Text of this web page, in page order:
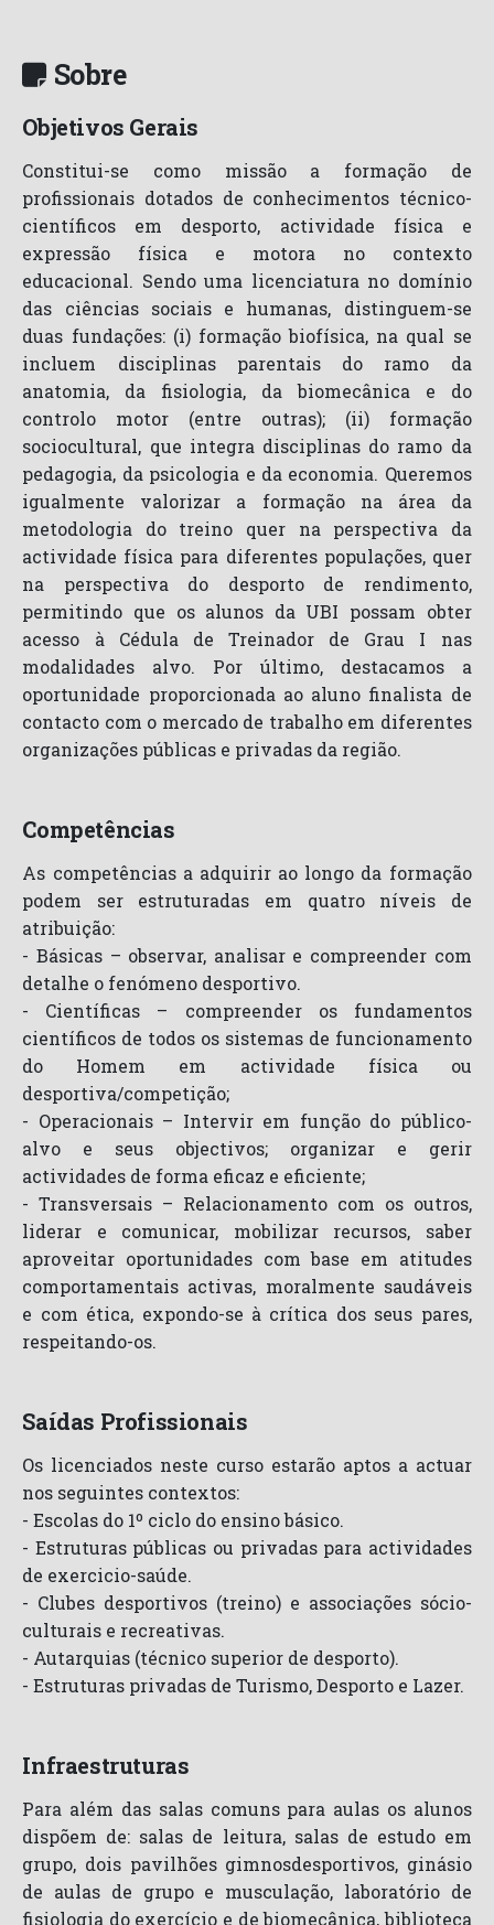
Sobre
Objetivos Gerais
Constitui-se como missão a formação de
profissionais dotados de conhecimentos técnico-
científicos em desporto, actividade física e
expressão física e motora no contexto
educacional. Sendo uma licenciatura no domínio
das ciências sociais e humanas, distinguem-se
duas fundações: (i) formação biofísica, na qual se
incluem disciplinas parentais do ramo da
anatomia, da fisiologia, da biomecânica e do
controlo motor (entre outras); (ii) formação
sociocultural, que integra disciplinas do ramo da
pedagogia, da psicologia e da economia. Queremos
igualmente valorizar a formação na área da
metodologia do treino quer na perspectiva da
actividade física para diferentes populações, quer
na perspectiva do desporto de rendimento,
permitindo que os alunos da UBI possam obter
acesso à Cédula de Treinador de Grau I nas
modalidades alvo. Por último, destacamos a
oportunidade proporcionada ao aluno finalista de
contacto com o mercado de trabalho em diferentes
organizações públicas e privadas da região.
Competências
As competências a adquirir ao longo da formação
podem ser estruturadas em quatro níveis de
atribuição:
- Básicas – observar, analisar e compreender com
detalhe o fenómeno desportivo.
- Científicas – compreender os fundamentos
científicos de todos os sistemas de funcionamento
do Homem em actividade física ou
desportiva/competição;
- Operacionais – Intervir em função do público-
alvo e seus objectivos; organizar e gerir
actividades de forma eficaz e eficiente;
- Transversais – Relacionamento com os outros,
liderar e comunicar, mobilizar recursos, saber
aproveitar oportunidades com base em atitudes
comportamentais activas, moralmente saudáveis
e com ética, expondo-se à crítica dos seus pares,
respeitando-os.
Saídas Profissionais
Os licenciados neste curso estarão aptos a actuar
nos seguintes contextos:
- Escolas do 1º ciclo do ensino básico.
- Estruturas públicas ou privadas para actividades
de exercicio-saúde.
- Clubes desportivos (treino) e associações sócio-
culturais e recreativas.
- Autarquias (técnico superior de desporto).
- Estruturas privadas de Turismo, Desporto e Lazer.
Infraestruturas
Para além das salas comuns para aulas os alunos
dispõem de: salas de leitura, salas de estudo em
grupo, dois pavilhões gimnosdesportivos, ginásio
de aulas de grupo e musculação, laboratório de
fisiologia do exercício e de biomecânica, biblioteca